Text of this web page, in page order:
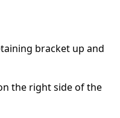
bracket up and
the right side of the